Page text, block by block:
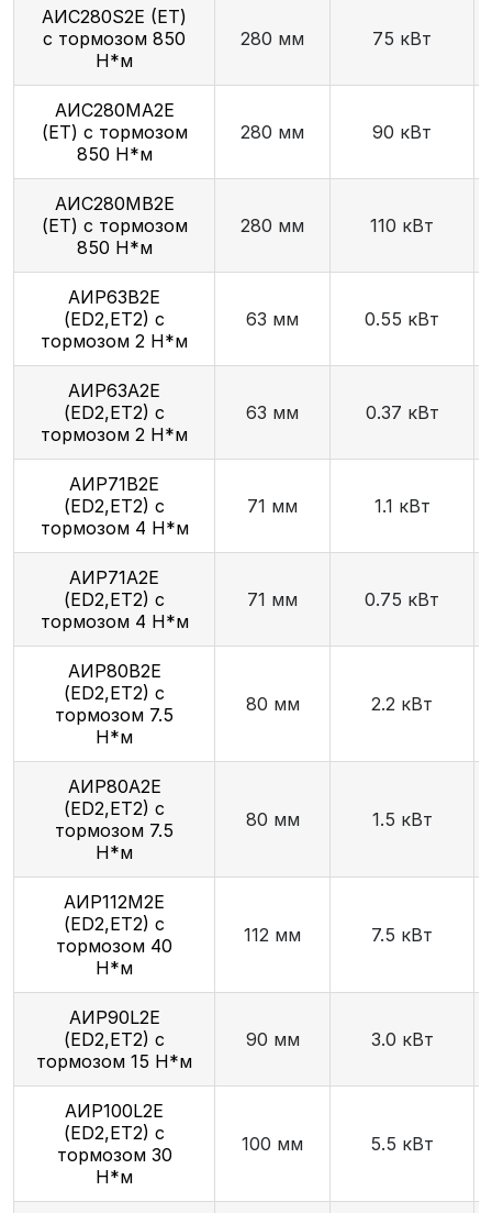
AИC280S2Е (ET)
с тормозом 850
Н*м
280 мм 75 кВт
АИС280МА2Е
(ET) с тормозом
850 Н*м
280 мм 90 кВт
АИС280МВ2Е
(ET) с тормозом
850 Н*м
280 мм 110 кВт
АИР63В2E
(ED2,ET2) с
тормозом 2 Н*м
63 мм 0.55 кВт
АИР63А2E
(ED2,ET2) с
тормозом 2 Н*м
63 мм 0.37 кВт
АИР71В2E
(ED2,ET2) с
тормозом 4 Н*м
71 мм 1.1 кВт
АИР71А2E
(ED2,ET2) с
тормозом 4 Н*м
71 мм 0.75 кВт
АИР80В2E
(ED2,ET2) с
тормозом 7.5
Н*м
80 мм 2.2 кВт
АИР80А2E
(ED2,ET2) с
тормозом 7.5
Н*м
80 мм 1.5 кВт
АИР112М2E
(ED2,ET2) с
тормозом 40
Н*м
112 мм 7.5 кВт
АИР90L2E
(ED2,ET2) с
тормозом 15 Н*м
90 мм 3.0 кВт
АИР100L2E
(ED2,ET2) с
тормозом 30
Н*м
100 мм 5.5 кВт